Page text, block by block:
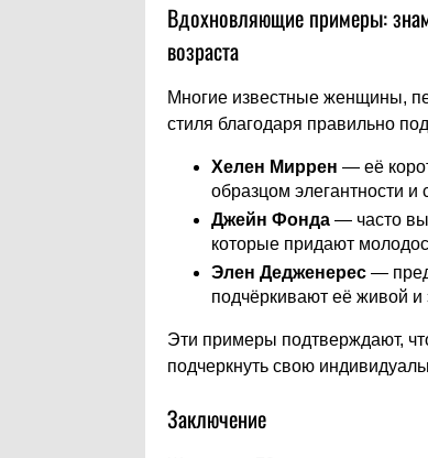
Вдохновляющие примеры:
возраста
Многие известные женщины,
стиля благодаря правильно
Хелен Миррен — её
образцом элегантности и
Джейн Фонда — часто
которые придают
Элен Дедженерес —
подчёркивают её живой и
Эти примеры подтверждают,
подчеркнуть свою
Заключение